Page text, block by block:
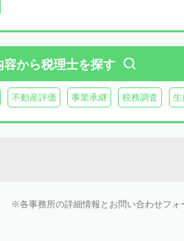
容から税理士を探す
不動産評価 事業承継 税務調査 生
各事務所の詳細情報とお問い合わせフ